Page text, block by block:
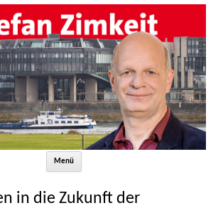
Menü
in die Zukunft der